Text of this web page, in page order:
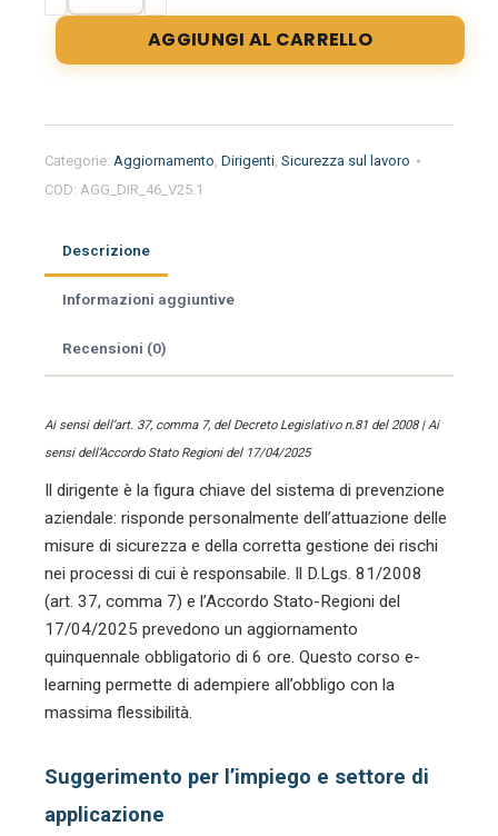
per
dirigenti.
crediti
cantieri
edili.
AGGIUNGI AL CARRELLO
Categorie: Aggiornamento, Dirigenti, Sicurezza sul lavoro
COD: AGG_DIR_46_V25.1
Descrizione
Informazioni aggiuntive
Recensioni (0)
Ai sensi dell’art. 37, comma 7, del Decreto Legislativo n.81 del 2008 | Ai
sensi dell’Accordo Stato Regioni del 17/04/2025
Il dirigente è la figura chiave del sistema di prevenzione
aziendale: risponde personalmente dell’attuazione delle
misure di sicurezza e della corretta gestione dei rischi
nei processi di cui è responsabile. Il D.Lgs. 81/2008
(art. 37, comma 7) e l’Accordo Stato-Regioni del
17/04/2025 prevedono un aggiornamento
quinquennale obbligatorio di 6 ore. Questo corso e-
learning permette di adempiere all’obbligo con la
massima flessibilità.
Suggerimento per l’impiego e settore di
applicazione